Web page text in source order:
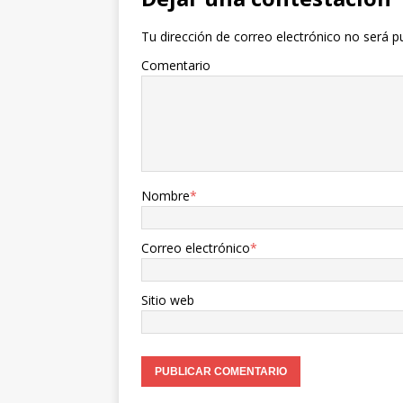
Tu dirección de correo electrónico no será
Comentario
Nombre*
Correo electrónico*
Sitio web